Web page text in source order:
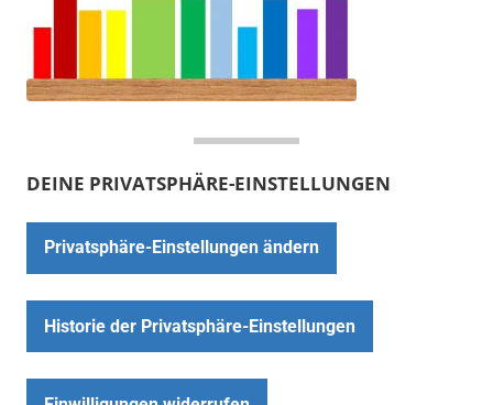
DEINE PRIVATSPHÄRE-EINSTELLUNGEN
Privatsphäre-Einstellungen ändern
Historie der Privatsphäre-Einstellungen